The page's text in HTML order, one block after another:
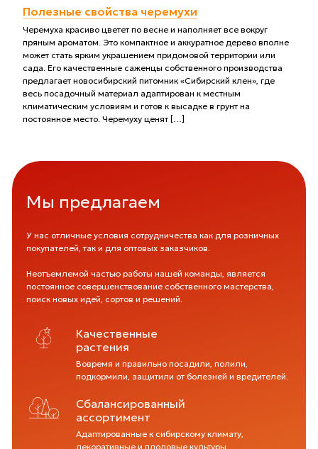
Полезные свойства черемухи
Черемуха красиво цветет по весне и наполняет все вокруг
пряным ароматом. Это компактное и аккуратное дерево вполне
может стать ярким украшением придомовой территории или
сада. Его качественные саженцы собственного производства
предлагает новосибирский питомник «Сибирский клен», где
весь посадочный материал адаптирован к местным
климатическим условиям и готов к высадке в грунт на
постоянное место. Черемуху ценят […]
Мы предлагаем
У нас отличные условия сотрудничества как для розничных
покупателей, так и для оптовых заказчиков.
Неотъемлемой частью работы нашей команды, является
постоянное совершенствование собственного мастерства,
поиск новых идей, сортов и решений.
Качественные
растения
Вовремя и правильно посадили, полили,
подкормили, защитили от болезней и вредителей.
Сбалансированный
ассортимент
Адаптированные к сибирскому климату,
декоративные и плодовые культуры.